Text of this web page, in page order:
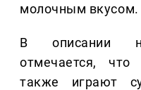
молочным вкусом.
В описании
отмечается, что
также играют